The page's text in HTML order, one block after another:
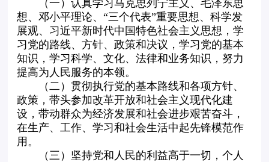
（一）认真学习马克思列宁主义、毛泽东思
想、邓小平理论、“三个代表”重要思想、科学发
展观、习近平新时代中国特色社会主义思想，学
习党的路线、方针、政策和决议，学习党的基本
知识，学习科学、文化、法律和业务知识，努力
提高为人民服务的本领。
（二）贯彻执行党的基本路线和各项方针、
政策，带头参加改革开放和社会主义现代化建
设，带动群众为经济发展和社会进步艰苦奋斗，
在生产、工作、学习和社会生活中起先锋模范作
用。
（三）坚持党和人民的利益高于一切，个人